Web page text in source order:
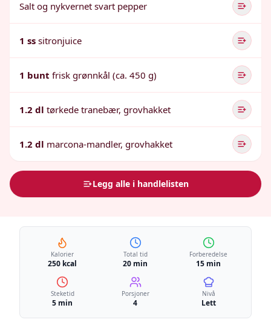
Salt og nykvernet svart pepper
1 ss sitronjuice
1 bunt frisk grønnkål (ca. 450 g)
1.2 dl tørkede tranebær, grovhakket
1.2 dl marcona-mandler, grovhakket
Legg alle i handlelisten
Kalorier
250 kcal
Total tid
20 min
Forberedelse
15 min
Steketid
5 min
Porsjoner
4
Nivå
Lett